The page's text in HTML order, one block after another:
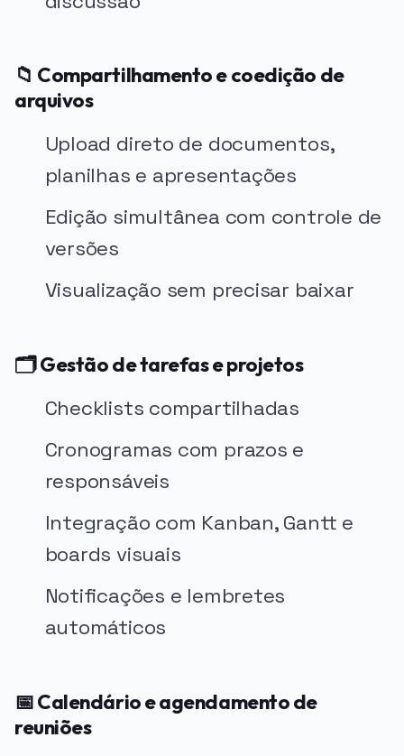
📁 Compartilhamento e coedição de
arquivos
Upload direto de documentos,
planilhas e apresentações
Edição simultânea com controle de
versões
Visualização sem precisar baixar
🗂️ Gestão de tarefas e projetos
Checklists compartilhadas
Cronogramas com prazos e
responsáveis
Integração com Kanban, Gantt e
boards visuais
Notificações e lembretes
automáticos
📅 Calendário e agendamento de
reuniões